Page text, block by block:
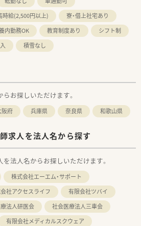
時給(2,500円以上)
寮・借上社宅あり
内勤務OK 教育制度あり
シフト制
積雪なし
お探しいただけます。
阪府 兵庫県 奈良県 和歌山県
求人を法人名から探す
法人名からお探しいただけます。
株式会社エーエム・サポート
社アクセスライフ
有限会社ツバイ
法人研医会
社会医療法人三車会
有限会社メディカルスクウェア